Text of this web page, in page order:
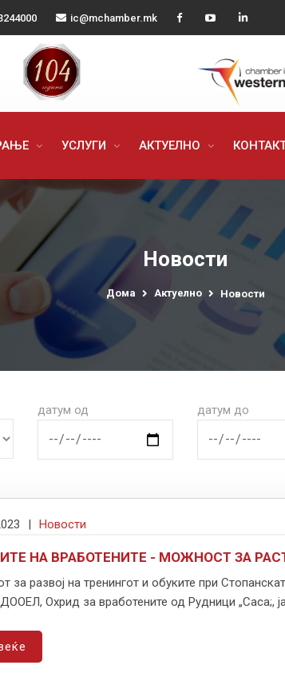
ic@mchamber.mk
УСЛУГИ АКТУЕЛНО
Новости
Дома Актуелно Новости
датум од
датум до
| Новости
НА ВРАБОТЕНИТЕ - МОЖНОСТ ЗА
за развој на тренингот и обуките при
Охрид за вработените од Рудници „Саса;,